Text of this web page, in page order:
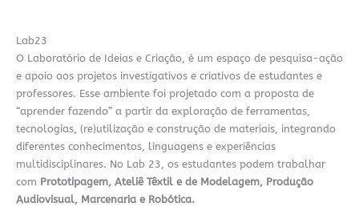
Lab23
O Laboratório de Ideias e Criação, é um espaço de pesquisa-ação
e apoio aos projetos investigativos e criativos de estudantes e
professores. Esse ambiente foi projetado com a proposta de
“aprender fazendo” a partir da exploração de ferramentas,
tecnologias, (re)utilização e construção de materiais, integrando
diferentes conhecimentos, linguagens e experiências
multidisciplinares. No Lab 23, os estudantes podem trabalhar
com Prototipagem, Ateliê Têxtil e de Modelagem, Produção
Audiovisual, Marcenaria e Robótica.